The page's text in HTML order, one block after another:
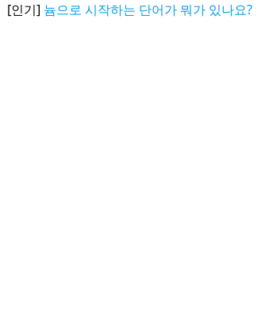
[인기] 늄으로 시작하는 단어가 뭐가 있나요?